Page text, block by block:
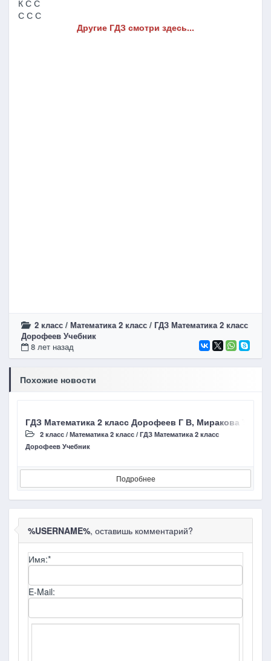
К С С
С С С
Другие ГДЗ смотри здесь...
2 класс / Математика 2 класс / ГДЗ Математика 2 класс
Дорофеев Учебник
8 лет назад
Похожие новости
ГДЗ Математика 2 класс Дорофеев Г В, Миракова Т Н
2 класс / Математика 2 класс / ГДЗ Математика 2 класс
Дорофеев Учебник
Подробнее
%USERNAME%, оставишь комментарий?
Имя:*
E-Mail: